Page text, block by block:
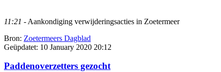
11:21 - Aankondiging verwijderingsacties in Zoetermeer
Bron: Zoetermeers Dagblad
Geüpdatet: 10 January 2020 20:12
Paddenoverzetters gezocht